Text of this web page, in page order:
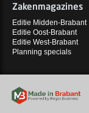
Zakenmagazines
Editie Midden-Brabant
Editie Oost-Brabant
Editie West-Brabant
Planning specials